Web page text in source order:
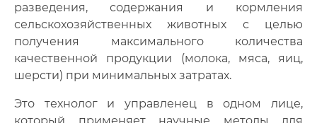
разведения, содержания и кормления
сельскохозяйственных животных с целью
получения максимального количества
качественной продукции (молока, мяса, яиц,
шерсти) при минимальных затратах.
Это технолог и управленец в одном лице,